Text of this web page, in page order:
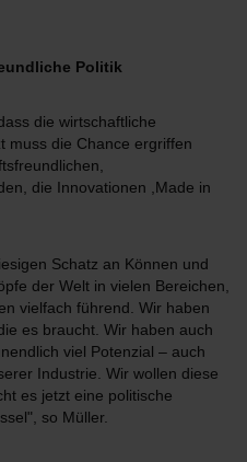
Politik
die wirtschaftliche
muss die Chance ergriffen
die Innovationen ,Made in
Schatz an Können und
der Welt in vielen Bereichen,
vielfach führend. Wir haben
es braucht. Wir haben auch
viel Potenzial – auch
Industrie. Wir wollen diese
es jetzt eine politische
so Müller.